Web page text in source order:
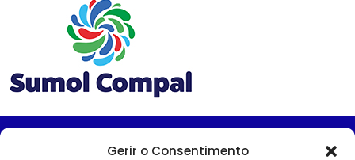
Gerir o Consentimento